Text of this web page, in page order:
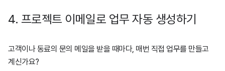
4. 프로젝트 이메일로 업무 자동 생성하기
고객이나 동료의 문의 메일을 받을 때마다, 매번 직접 업무를 만들고
계신가요?